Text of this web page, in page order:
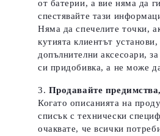
от батерии, а вие няма да
спестявайте тази
Няма да спечелите точки,
кутията клиентът
допълнителни аксесоари,
си придобивка, а не може
Продавайте
Когато описанията на
списък с технически
очаквате, че всички